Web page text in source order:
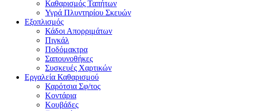
Καθαρισμός Ταπήτων
Υγρά Πλυντηρίου Σκευών
Εξοπλισμός
Κάδοι Απορριμάτων
Πιγκάλ
Ποδόμακτρα
Σαπουνοθήκες
Συσκευές Χαρτικών
Εργαλεία Καθαρισμού
Καρότσια Σφ/τος
Κοντάρια
Κουβάδες